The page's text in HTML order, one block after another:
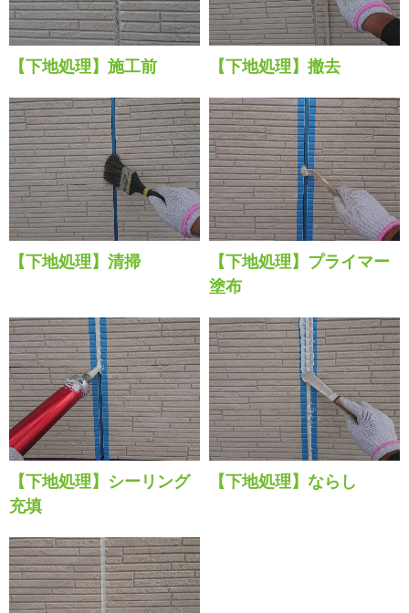
【下地処理】施工前 【下地処理】撤去
【下地処理】清掃
【下地処理】プライマー
塗布
【下地処理】シーリング
充填
【下地処理】ならし